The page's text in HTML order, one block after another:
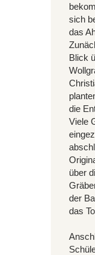
sich
das
Blick
die
Viele
über
der
das